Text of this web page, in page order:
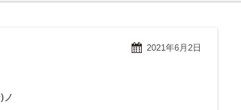
2021年6月2日
ノ